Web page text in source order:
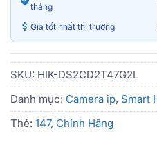
tháng
Giá tốt nhất thị trường
SKU: HIK-DS2CD2T47G2L
Danh mục: Camera ip, Smart
Thẻ: 147, Chính Hãng